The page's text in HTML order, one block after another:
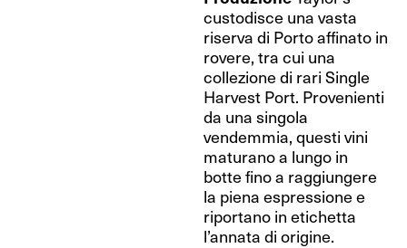
custodisce una vasta
riserva di Porto affinato in
rovere, tra cui una
collezione di rari Single
Harvest Port. Provenienti
da una singola
vendemmia, questi vini
maturano a lungo in
botte fino a raggiungere
la piena espressione e
riportano in etichetta
l’annata di origine.